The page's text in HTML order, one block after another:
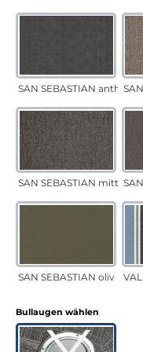
SAN SEBASTIAN anthrazit
SAN SEBASTIAN
SAN SEBASTIAN oliv
Bullaugen wählen